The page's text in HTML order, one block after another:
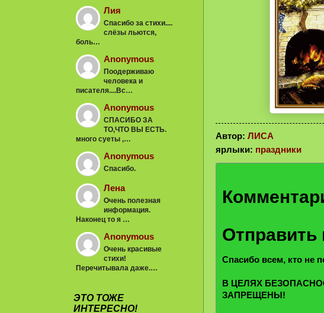
Автор: ЛИСА
ярлыки: праздники
Отправить
Спасибо всем, кто не
В ЦЕЛЯХ
ЗАПРЕЩЕНЫ!
Лия
Спасибо за стихи....
слёзы льются,
боль…
Anonymous
Поодерживаю
человека и
писателя....Вс…
Anonymous
СПАСИБО ЗА
ТО,ЧТО ВЫ ЕСТЬ.
много суеты ,…
Anonymous
Спасибо.
Лена
Очень полезная
информация.
Наконец то я …
Anonymous
Очень красивые
стихи!
Перечитывала даже.…
ЭТО ТОЖЕ
ИНТЕРЕСНО!